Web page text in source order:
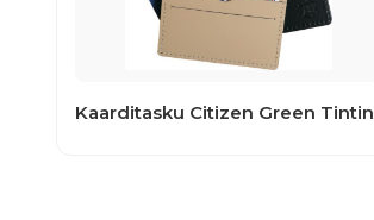
Kaarditasku Citizen Green Tintin